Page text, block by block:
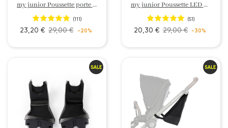
my junior Poussette porte boisson My Cup
(111)
23,20 € 29,00 € -20%
my junior Poussette LED My Shiny guide
(51)
20,30 € 29,00 € -30%